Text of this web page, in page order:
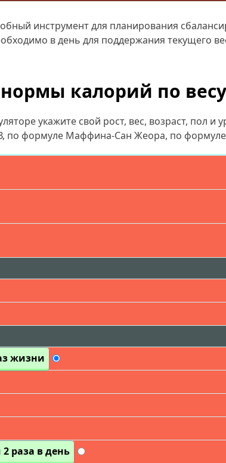
инструмент для планирования
в день для поддержания текущего
калорий по
укажите свой рост, вес, возраст, пол и
по формуле Маффина-Сан Жеора, по формуле
жизни
раза в день